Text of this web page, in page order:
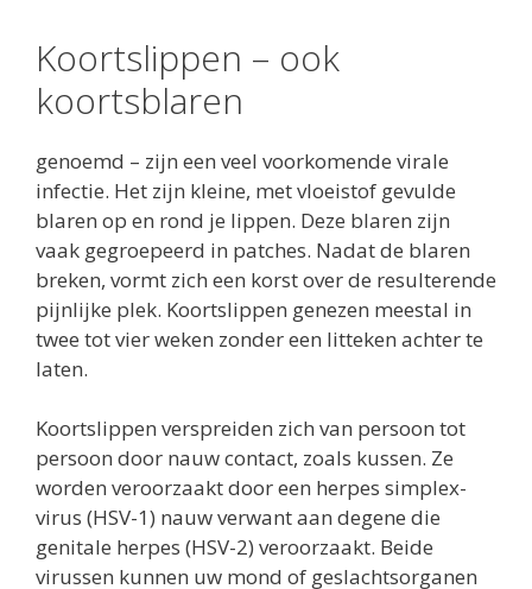
Koortslippen – ook
koortsblaren
genoemd – zijn een veel voorkomende virale
infectie. Het zijn kleine, met vloeistof gevulde
blaren op en rond je lippen. Deze blaren zijn
vaak gegroepeerd in patches. Nadat de blaren
breken, vormt zich een korst over de resulterende
pijnlijke plek. Koortslippen genezen meestal in
twee tot vier weken zonder een litteken achter te
laten.
Koortslippen verspreiden zich van persoon tot
persoon door nauw contact, zoals kussen. Ze
worden veroorzaakt door een herpes simplex-
virus (HSV-1) nauw verwant aan degene die
genitale herpes (HSV-2) veroorzaakt. Beide
virussen kunnen uw mond of geslachtsorganen